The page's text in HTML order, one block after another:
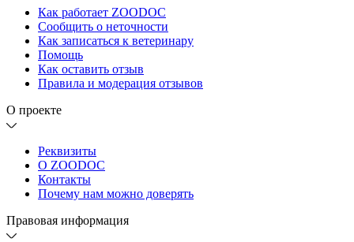
Как работает ZOODOC
Сообщить о неточности
Как записаться к ветеринару
Помощь
Как оставить отзыв
Правила и модерация отзывов
О проекте
Реквизиты
О ZOODOC
Контакты
Почему нам можно доверять
Правовая информация